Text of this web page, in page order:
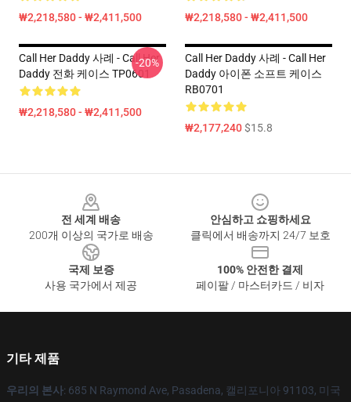
₩2,218,580 - ₩2,411,500 ₩2,218,580 - ₩2,411,500
Call Her Daddy 사례 - Call Her
Daddy 전화 케이스 TP0601
₩2,218,580 - ₩2,411,500
-20%
Call Her Daddy 사례 - Call Her
Daddy 아이폰 소프트 케이스
RB0701
₩2,177,240$15.8
전 세계 배송
200개 이상의 국가로 배송
안심하고 쇼핑하세요
클릭에서 배송까지 24/7 보호
국제 보증
사용 국가에서 제공
100% 안전한 결제
페이팔 / 마스터카드 / 비자
기타 제품
우리의 본사: 685 N Raymond Ave, Pasadena, 캘리포니아 91103, 미국